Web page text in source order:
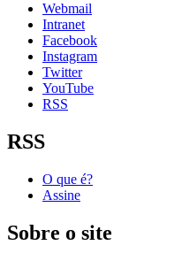
Webmail
Intranet
Facebook
Instagram
Twitter
YouTube
RSS
RSS
O que é?
Assine
Sobre o site